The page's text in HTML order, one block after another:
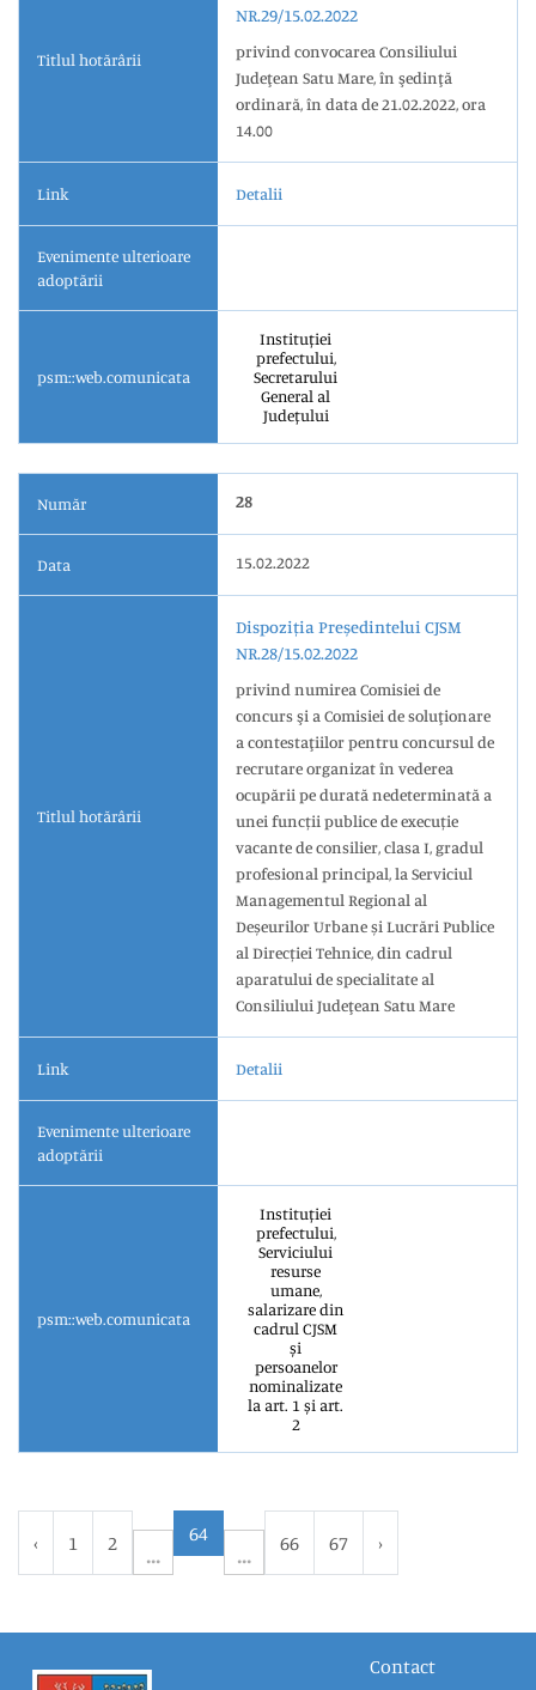
Titlul hotărârii
NR.29/15.02.2022
privind convocarea Consiliului
Judeţean Satu Mare, în şedinţă
ordinară, în data de 21.02.2022, ora
14.00
Link Detalii
Evenimente ulterioare
adoptării
psm::web.comunicata
Instituției
prefectului,
Secretarului
General al
Județului
Număr 28
Data 15.02.2022
Titlul hotărârii
Dispoziția Președintelui CJSM
NR.28/15.02.2022
privind numirea Comisiei de
concurs şi a Comisiei de soluţionare
a contestaţiilor pentru concursul de
recrutare organizat în vederea
ocupării pe durată nedeterminată a
unei funcții publice de execuție
vacante de consilier, clasa I, gradul
profesional principal, la Serviciul
Managementul Regional al
Deșeurilor Urbane și Lucrări Publice
al Direcției Tehnice, din cadrul
aparatului de specialitate al
Consiliului Judeţean Satu Mare
Link Detalii
Evenimente ulterioare
adoptării
psm::web.comunicata
Instituției
prefectului,
Serviciului
resurse
umane,
salarizare din
cadrul CJSM
și
persoanelor
nominalizate
la art. 1 și art.
2
‹ 1 2 64 66 67 ›
Contact